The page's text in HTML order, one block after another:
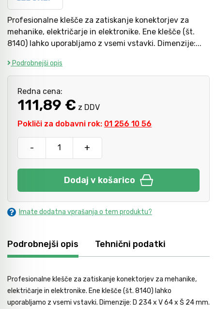
Profesionalne klešče za zatiskanje konektorjev za
mehanike, električarje in elektronike. Ene klešče (št.
8140) lahko uporabljamo z vsemi vstavki. Dimenzije:...
Podrobnejši opis
Pokliči za dobavni rok: 01 256 10 56
Redna cena:
111,89 € z DDV
- +
Dodaj v košarico
Imate dodatna vprašanja o tem produktu?
Podrobnejši opis Tehnični podatki
Profesionalne klešče za zatiskanje konektorjev za mehanike,
električarje in elektronike. Ene klešče (št. 8140) lahko
uporabljamo z vsemi vstavki. Dimenzije: D 234 x V 64 x Š 24 mm.
Mazanje